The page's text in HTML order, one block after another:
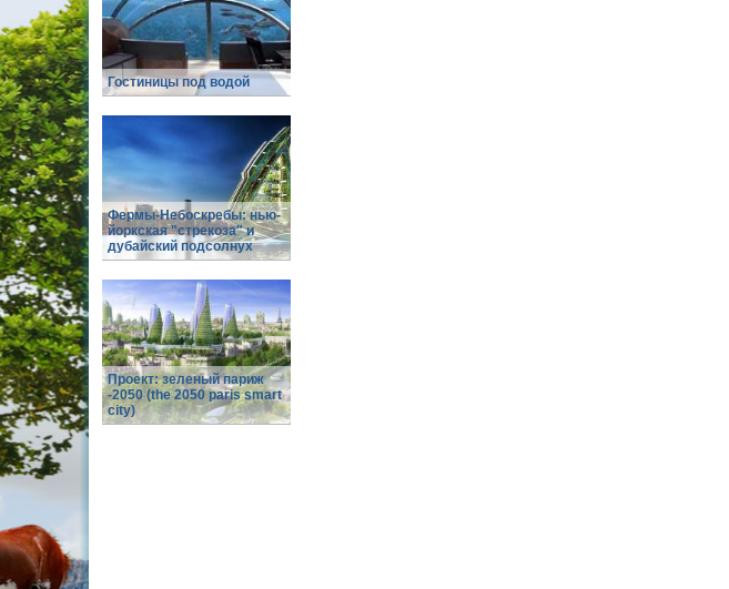
Гостиницы под водой
Фермы-Небоскребы: нью-
йоркская "стрекоза" и
дубайский подсолнух
Проект: зеленый париж
-2050 (the 2050 paris smart
city)